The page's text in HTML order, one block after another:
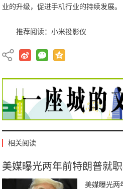
业的升级，促进手机行业的持续发展。
推荐阅读：小米投影仪
相关阅读
美媒曝光两年前特朗普就
美媒曝光两